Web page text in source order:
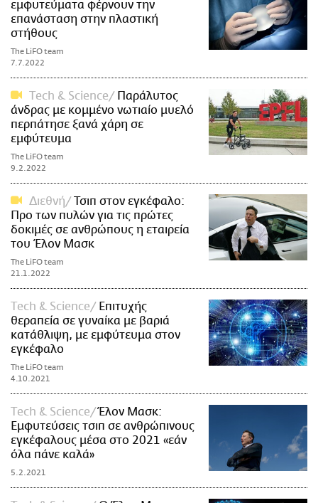
εμφυτεύματα φέρνουν την
επανάσταση στην πλαστική
στήθους
The LiFO team
7.7.2022
Τech & Science
Παράλυτος
άνδρας με κομμένο νωτιαίο μυελό
περπάτησε ξανά χάρη σε
εμφύτευμα
The LiFO team
9.2.2022
Διεθνή
Τσιπ στον εγκέφαλο:
Προ των πυλών για τις πρώτες
δοκιμές σε ανθρώπους η εταιρεία
του Έλον Μασκ
The LiFO team
21.1.2022
Τech & Science
Επιτυχής
θεραπεία σε γυναίκα με βαριά
κατάθλιψη, με εμφύτευμα στον
εγκέφαλο
The LiFO team
4.10.2021
Τech & Science
Έλον Μασκ:
Εμφυτεύσεις τσιπ σε ανθρώπινους
εγκέφαλους μέσα στο 2021 «εάν
όλα πάνε καλά»
5.2.2021